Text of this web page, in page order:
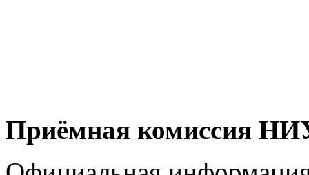
Приёмная комиссия